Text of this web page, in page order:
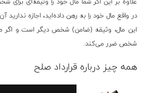
در واقع مال خود را به رهن داده‌اید، اجازه ندارید
این مال، وثیقه (ضامن) شخص دیگر است و اگر
شخص ضرر می‌کند.
همه چیز درباره قرارداد صلح